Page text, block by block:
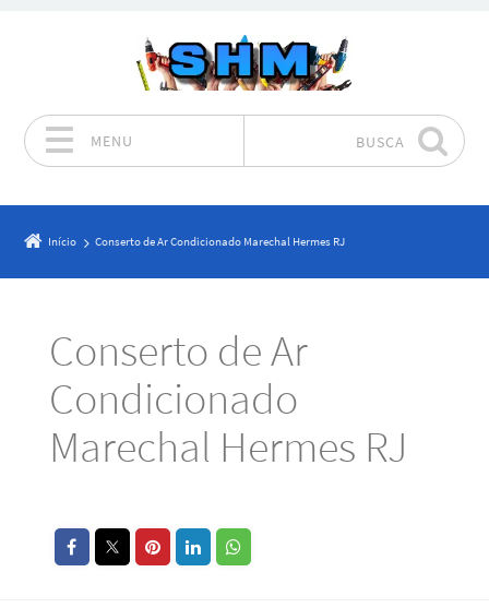
MENU BUSCA
Início Conserto de Ar Condicionado Marechal Hermes RJ
Conserto de Ar
Condicionado
Marechal Hermes RJ